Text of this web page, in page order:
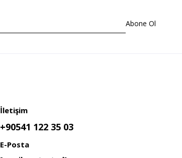
Abone Ol
İletişim
+90541 122 35 03
E-Posta